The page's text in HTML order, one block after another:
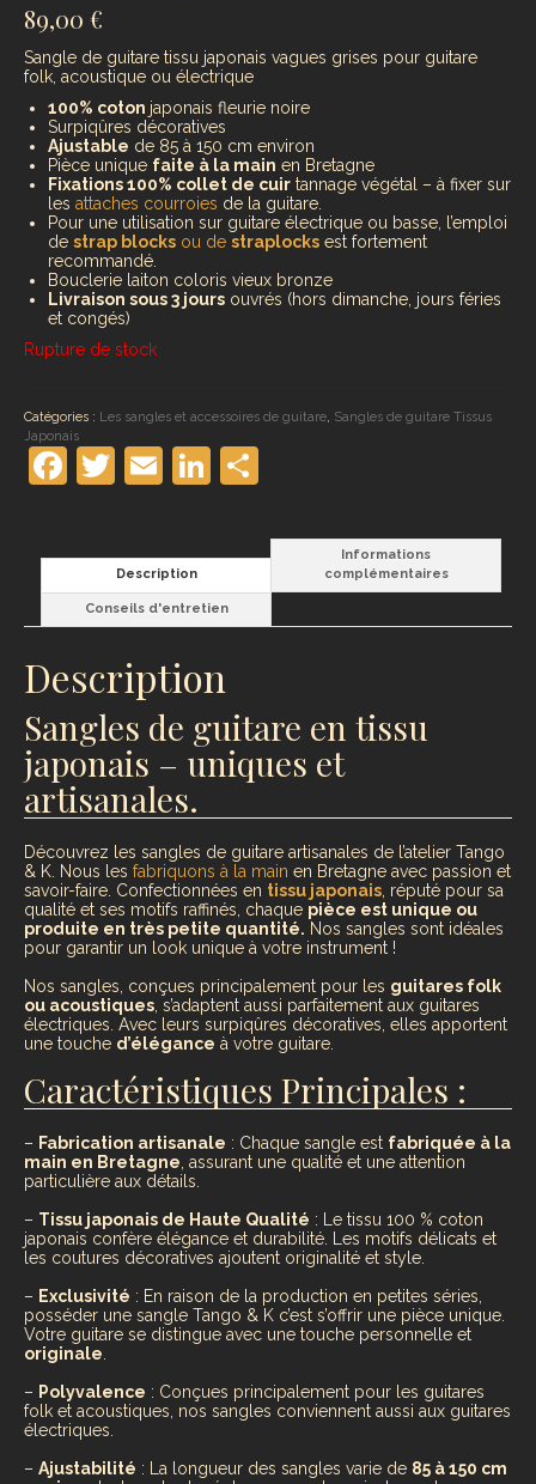
89,00 €
Sangle de guitare tissu japonais vagues grises pour guitare
folk, acoustique ou électrique
100% coton japonais fleurie noire
Surpiqûres décoratives
Ajustable de 85 à 150 cm environ
Pièce unique faite à la main en Bretagne
Fixations 100% collet de cuir tannage végétal – à fixer sur
les attaches courroies de la guitare.
Pour une utilisation sur guitare électrique ou basse, l’emploi
de strap blocks ou de straplocks est fortement
recommandé.
Bouclerie laiton coloris vieux bronze
Livraison sous 3 jours ouvrés (hors dimanche, jours féries
et congés)
Rupture de stock
Catégories : Les sangles et accessoires de guitare Sangles de guitare Tissus
Japonais
Facebook
Twitter
EmailLinkedIn
Description
Informations
complémentaires
Conseils d'entretien
Description
Sangles de guitare en tissu
japonais – uniques et
artisanales.
Découvrez les sangles de guitare artisanales de l’atelier Tango
& K. Nous les fabriquons à la main en Bretagne avec passion et
savoir-faire. Confectionnées en tissu japonais , réputé pour sa
qualité et ses motifs raffinés, chaque pièce est unique ou
produite en très petite quantité. Nos sangles sont idéales
pour garantir un look unique à votre instrument !
Nos sangles, conçues principalement pour les guitares folk
ou acoustiques , s’adaptent aussi parfaitement aux guitares
électriques. Avec leurs surpiqûres décoratives, elles apportent
une touche d’élégance à votre guitare.
Caractéristiques Principales :
– Fabrication artisanale : Chaque sangle est fabriquée à la
main en Bretagne , assurant une qualité et une attention
particulière aux détails.
– Tissu japonais de Haute Qualité : Le tissu 100 % coton
japonais confère élégance et durabilité. Les motifs délicats et
les coutures décoratives ajoutent originalité et style.
– Exclusivité : En raison de la production en petites séries,
posséder une sangle Tango & K c’est s’offrir une pièce unique.
Votre guitare se distingue avec une touche personnelle et
originale
– Polyvalence : Conçues principalement pour les guitares
folk et acoustiques, nos sangles conviennent aussi aux guitares
électriques.
– Ajustabilité : La longueur des sangles varie de 85 à 150 cm